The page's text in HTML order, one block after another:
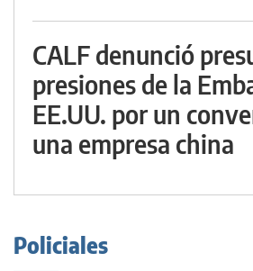
CALF denunció
presiones de la
EE.UU. por un
una empresa china
Policiales